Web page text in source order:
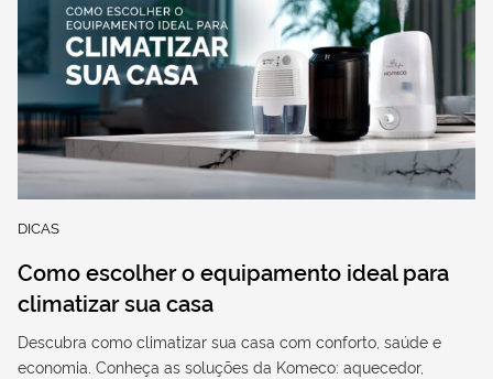
DICAS
Como escolher o equipamento ideal para
climatizar sua casa
Descubra como climatizar sua casa com conforto, saúde e
economia. Conheça as soluções da Komeco: aquecedor,